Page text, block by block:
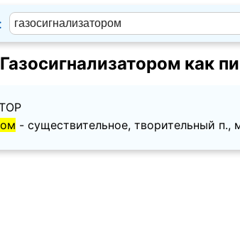
Газосигнализатором как
- существительное, творительный п.,